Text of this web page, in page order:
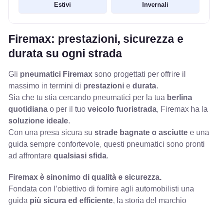
Estivi Invernali
Firemax: prestazioni, sicurezza e
durata su ogni strada
Gli pneumatici Firemaxsono progettati per offrire il
massimo in termini di prestazionie durata.
Sia che tu stia cercando pneumatici per la tua berlina
quotidianao per il tuo veicolo fuoristrada, Firemax ha la
soluzione ideale.
Con una presa sicura su strade bagnate o asciuttee una
guida sempre confortevole, questi pneumatici sono pronti
ad affrontare qualsiasi sfida.
Firemax è sinonimo di qualità e sicurezza.
Fondata con l’obiettivo di fornire agli automobilisti una
guida più sicura ed efficiente, la storia del marchio